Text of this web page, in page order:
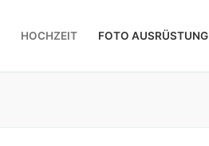
HOCHZEIT FOTO AUSRÜSTUNG